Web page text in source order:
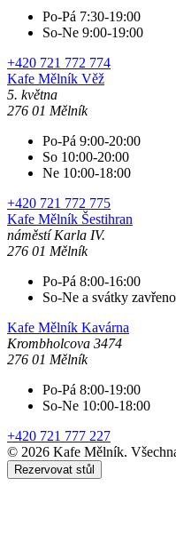
Po-Pá 7:30-19:00
So-Ne 9:00-19:00
+420 721 772 774
Kafe Mělník Věž
5. května
276 01 Mělník
Po-Pá 9:00-20:00
So 10:00-20:00
Ne 10:00-18:00
+420 721 772 775
Kafe Mělník Šestihran
náměstí Karla IV.
276 01 Mělník
Po-Pá 8:00-16:00
So-Ne a svátky zavřeno
Kafe Mělník Kavárna
Krombholcova 3474
276 01 Mělník
Po-Pá 8:00-19:00
So-Ne 10:00-18:00
+420 721 777 227
© 2026 Kafe Mělník.
Rezervovat stůl